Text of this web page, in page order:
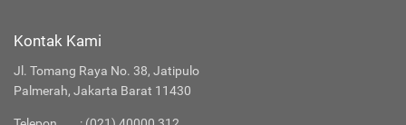
Kontak Kami
Jl. Tomang Raya No. 38, Jatipulo
Palmerah, Jakarta Barat 11430